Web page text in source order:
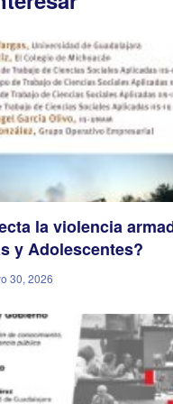
la violencia
y Adolescentes?
30, 2026